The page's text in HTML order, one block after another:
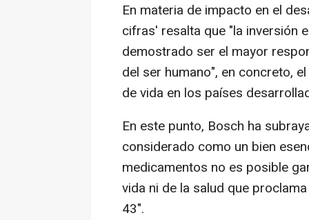
En materia de impacto en el
cifras' resalta que "la inversión
demostrado ser el mayor
del ser humano", en concreto,
de vida en los países
En este punto, Bosch ha
considerado como un bien
medicamentos no es posible
vida ni de la salud que
43".